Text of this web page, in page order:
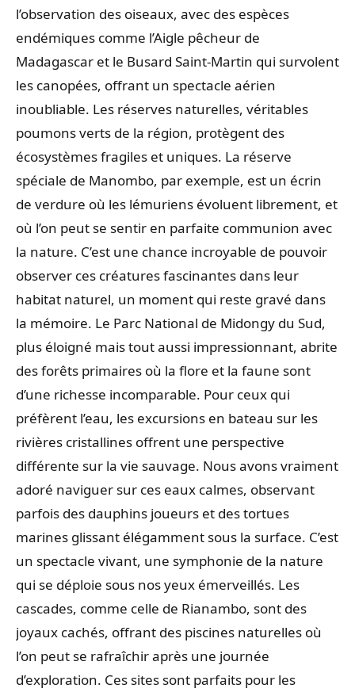
l’observation des oiseaux, avec des espèces
endémiques comme l’Aigle pêcheur de
Madagascar et le Busard Saint-Martin qui survolent
les canopées, offrant un spectacle aérien
inoubliable. Les réserves naturelles, véritables
poumons verts de la région, protègent des
écosystèmes fragiles et uniques. La réserve
spéciale de Manombo, par exemple, est un écrin
de verdure où les lémuriens évoluent librement, et
où l’on peut se sentir en parfaite communion avec
la nature. C’est une chance incroyable de pouvoir
observer ces créatures fascinantes dans leur
habitat naturel, un moment qui reste gravé dans
la mémoire. Le Parc National de Midongy du Sud,
plus éloigné mais tout aussi impressionnant, abrite
des forêts primaires où la flore et la faune sont
d’une richesse incomparable. Pour ceux qui
préfèrent l’eau, les excursions en bateau sur les
rivières cristallines offrent une perspective
différente sur la vie sauvage. Nous avons vraiment
adoré naviguer sur ces eaux calmes, observant
parfois des dauphins joueurs et des tortues
marines glissant élégamment sous la surface. C’est
un spectacle vivant, une symphonie de la nature
qui se déploie sous nos yeux émerveillés. Les
cascades, comme celle de Rianambo, sont des
joyaux cachés, offrant des piscines naturelles où
l’on peut se rafraîchir après une journée
d’exploration. Ces sites sont parfaits pour les